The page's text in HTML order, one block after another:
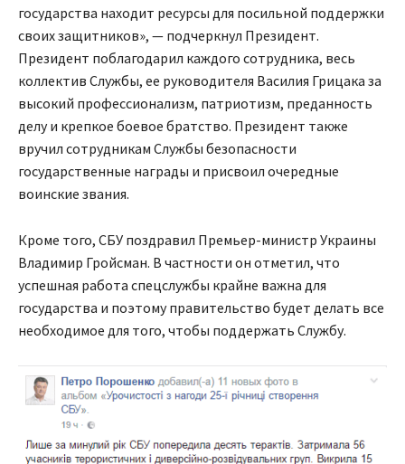
государства находит ресурсы для посильной поддержки
своих защитников», — подчеркнул Президент.
Президент поблагодарил каждого сотрудника, весь
коллектив Службы, ее руководителя Василия Грицака за
высокий профессионализм, патриотизм, преданность
делу и крепкое боевое братство. Президент также
вручил сотрудникам Службы безопасности
государственные награды и присвоил очередные
воинские звания.
Кроме того, СБУ поздравил Премьер-министр Украины
Владимир Гройсман. В частности он отметил, что
успешная работа спецслужбы крайне важна для
государства и поэтому правительство будет делать все
необходимое для того, чтобы поддержать Службу.